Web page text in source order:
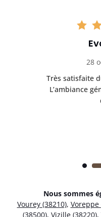
28
Très satisfaite
L’ambiance
Nous sommes
Vourey (38210), Voreppe
(38500), Vizille (38220),